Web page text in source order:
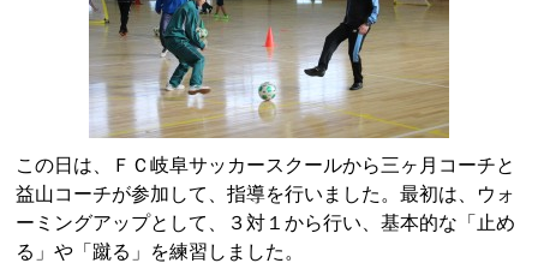
この日は、ＦＣ岐阜サッカースクールから三ヶ月コーチと
益山コーチが参加して、指導を行いました。最初は、ウォ
ーミングアップとして、３対１から行い、基本的な「止め
る」や「蹴る」を練習しました。